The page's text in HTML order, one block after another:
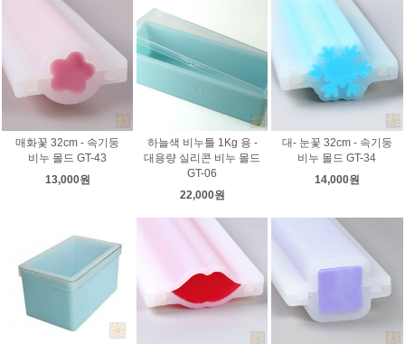
매화꽃 32cm - 속기둥
비누 몰드 GT-43
13,000원
하늘색 비누틀 1Kg 용 -
대용량 실리콘 비누 몰드
GT-06
22,000원
대- 눈꽃 32cm - 속기둥
비누 몰드 GT-34
14,000원